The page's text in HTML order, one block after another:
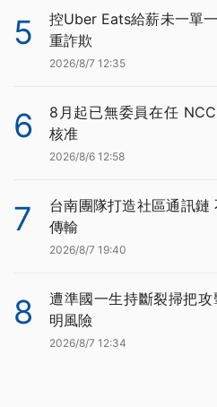
5
控Uber Eats給薪未一單
重詐欺
2026/8/7 12:35
6
8月起已無委員在任
核准
2026/8/6 12:58
7
台南團隊打造社區通訊
傳輸
2026/8/7 19:40
8
遭準國一生持斷裂掃把
明風險
2026/8/7 12:34